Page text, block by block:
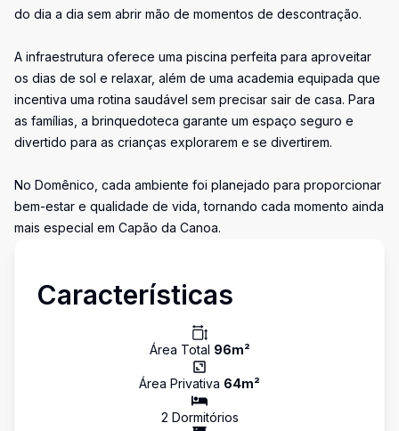
do dia a dia sem abrir mão de momentos de descontração.
A infraestrutura oferece uma piscina perfeita para aproveitar
os dias de sol e relaxar, além de uma academia equipada que
incentiva uma rotina saudável sem precisar sair de casa. Para
as famílias, a brinquedoteca garante um espaço seguro e
divertido para as crianças explorarem e se divertirem.
No Domênico, cada ambiente foi planejado para proporcionar
bem-estar e qualidade de vida, tornando cada momento ainda
mais especial em Capão da Canoa.
Características
Área Total 96m²
Área Privativa 64m²
2 Dormitórios